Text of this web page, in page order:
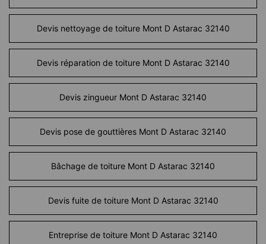
Devis nettoyage de toiture Mont D Astarac 32140
Devis réparation de toiture Mont D Astarac 32140
Devis zingueur Mont D Astarac 32140
Devis pose de gouttières Mont D Astarac 32140
Bâchage de toiture Mont D Astarac 32140
Devis fuite de toiture Mont D Astarac 32140
Entreprise de toiture Mont D Astarac 32140